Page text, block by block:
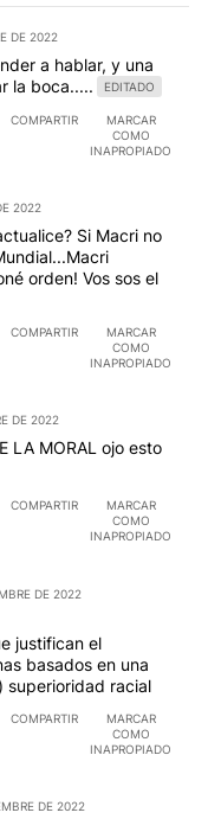
DE 2022
a hablar, y una
la boca.....
EDITADO
COMPARTIR
MARCAR
COMO
INAPROPIADO
2022
Si Macri no
orden! Vos sos el
COMPARTIR
MARCAR
COMO
INAPROPIADO
DE 2022
LA MORAL ojo esto
COMPARTIR
MARCAR
COMO
INAPROPIADO
DE 2022
justifican el
basados en una
superioridad racial
COMPARTIR
MARCAR
COMO
INAPROPIADO
DE 2022